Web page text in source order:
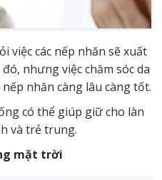
việc các nếp nhăn sẽ xuất
nhưng việc chăm sóc da
nhăn càng lâu càng tốt.
có thể giúp giữ cho làn
và trẻ trung.
mặt trời